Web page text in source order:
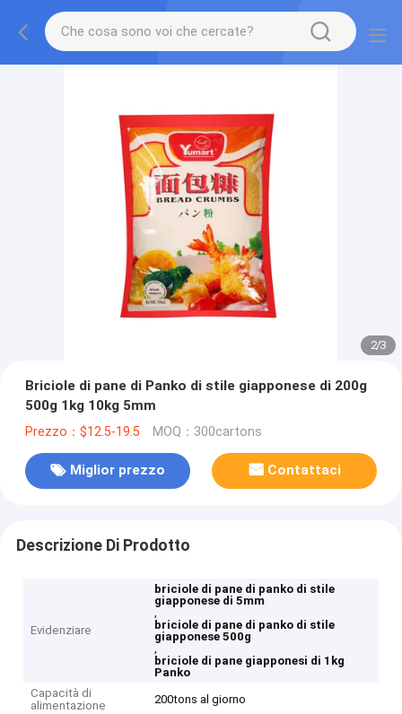
2/3
Briciole di pane di Panko di stile giapponese di 200g
500g 1kg 10kg 5mm
Prezzo：$12.5-19.5 MOQ：300cartons
Miglior prezzo Contattaci
Descrizione Di Prodotto
Evidenziare
briciole di pane di panko di stile
giapponese di 5mm
,
briciole di pane di panko di stile
giapponese 500g
,
briciole di pane giapponesi di 1kg
Panko
Capacità di
alimentazione
200tons al giorno